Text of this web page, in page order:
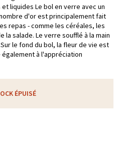
liquides Le bol en verre avec un
d'or est principalement fait
repas - comme les céréales, les
salade. Le verre soufflé à la main
le fond du bol, la fleur de vie est
à l'appréciation
ÉPUISÉ